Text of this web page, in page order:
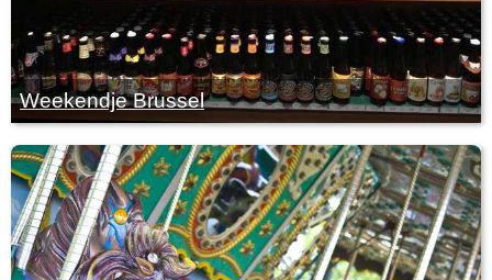
Weekendje Brussel